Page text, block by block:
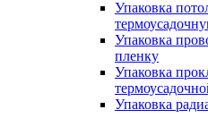
Упаковка
Упаковка
пленку
Упаковка
Упаковка